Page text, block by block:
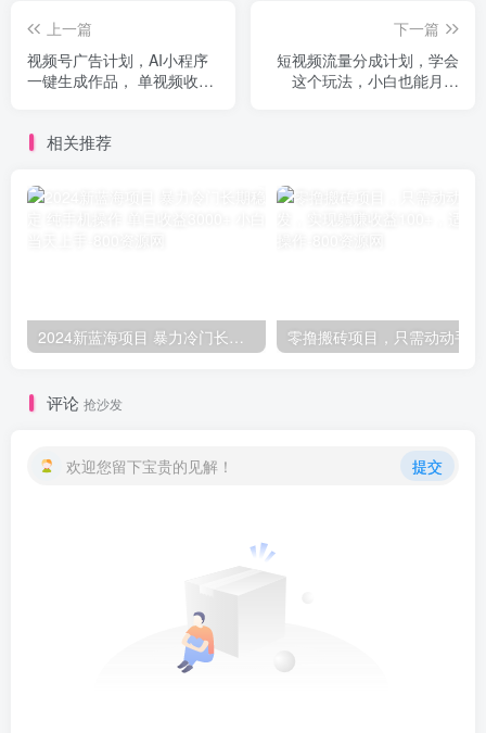
上一篇
视频号广告计划，AI小程序
一键生成作品， 单视频收益
下一篇
短视频流量分成计划，学会
这个玩法，小白也能月入
相关推荐
2024新蓝海项目 暴力冷门长期稳定 纯手机操作 单日收益3000+ 小白当天上手
评论 抢沙发
欢迎您留下宝贵的见解！ 提交